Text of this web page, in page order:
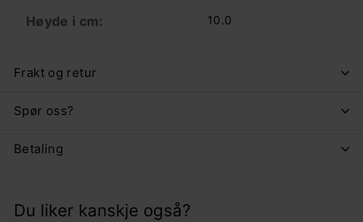
Høyde i cm: 10.0
Frakt og retur
Spør oss?
Betaling
Du liker kanskje også?